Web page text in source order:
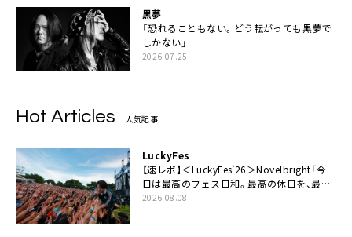
黒夢
「恐れることもない。どう転がっても黒夢で
しかない」
2026.07.25
Hot Articles 人気記事
LuckyFes
【速レポ】＜LuckyFes’26＞Novelbright「今
日は最高のフェス日和。最高の休日を、最高
の夏休みを作っていきたい」
2026.08.08